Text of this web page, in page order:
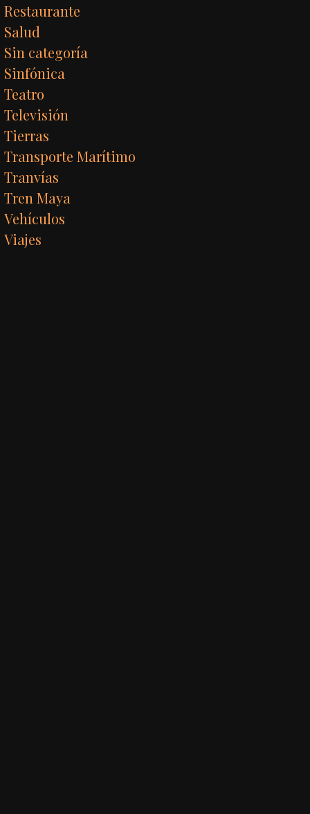
Restaurante
Salud
Sin categoría
Sinfónica
Teatro
Televisión
Tierras
Transporte Marítimo
Tranvías
Tren Maya
Vehículos
Viajes